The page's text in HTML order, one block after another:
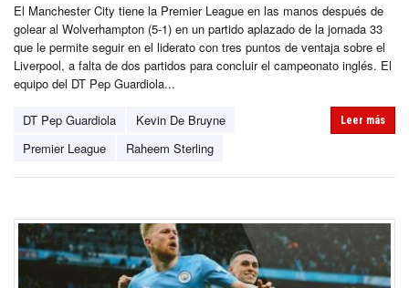
El Manchester City tiene la Premier League en las manos después de
golear al Wolverhampton (5-1) en un partido aplazado de la jornada 33
que le permite seguir en el liderato con tres puntos de ventaja sobre el
Liverpool, a falta de dos partidos para concluir el campeonato inglés. El
equipo del DT Pep Guardiola...
DT Pep Guardiola
Kevin De Bruyne
Premier League
Raheem Sterling
Leer más